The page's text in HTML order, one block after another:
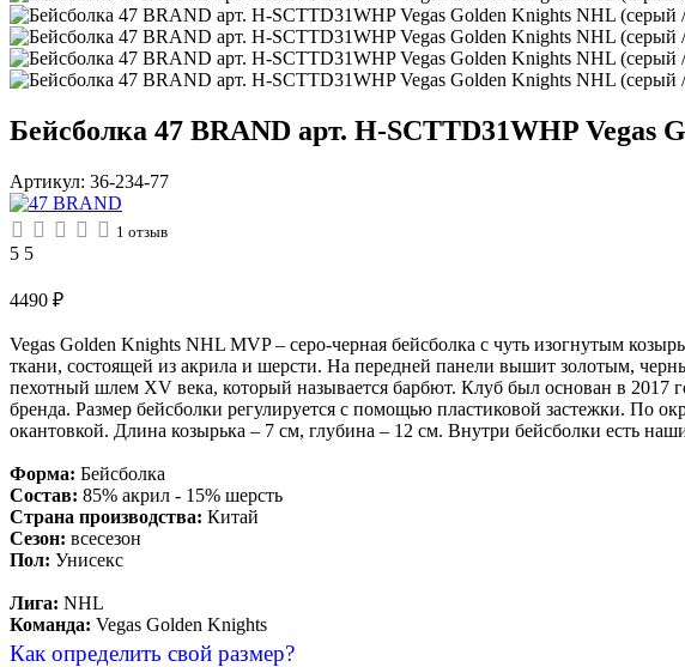
Бейсболка 47 BRAND арт. H-SCTTD31WHP
Артикул: 36-234-77
1 отзыв
5 5
4490 ₽
Vegas Golden Knights NHL MVP – серо-черная бейсболка с чуть изогнутым
ткани, состоящей из акрила и шерсти. На передней панели вышит золотым,
пехотный шлем XV века, который называется барбют. Клуб был основан в
бренда. Размер бейсболки регулируется с помощью пластиковой застежки. По
окантовкой. Длина козырька – 7 см, глубина – 12 см. Внутри бейсболки есть
Форма: Бейсболка
Состав: 85% акрил - 15% шерсть
Страна производства: Китай
Сезон: всесезон
Пол: Унисекс
Лига: NHL
Команда: Vegas Golden Knights
Как определить свой размер?